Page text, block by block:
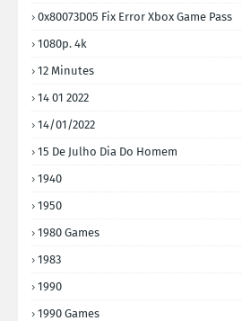
0x80073D05 Fix Error Xbox Game Pass
1080p. 4k
12 Minutes
14 01 2022
14/01/2022
15 De Julho Dia Do Homem
1940
1950
1980 Games
1983
1990
1990 Games